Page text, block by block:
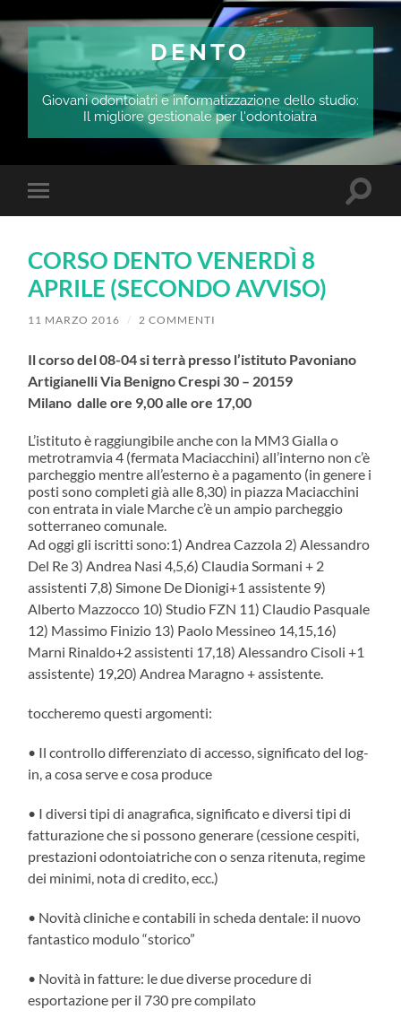
DENTO
Giovani odontoiatri e informatizzazione dello studio:
Il migliore gestionale per l'odontoiatra
Attiva/disattiva
il
dispositivi
mobili
CORSO DENTO VENERDÌ 8
APRILE (SECONDO AVVISO)
11 MARZO 2016 / 2 COMMENTI
Il corso del 08-04 si terrà presso l’istituto Pavoniano
ArtigianelliVia Benigno Crespi 30 – 20159
Milano dalle ore 9,00 alle ore 17,00
L’istituto è raggiungibile anche con la MM3 Gialla o
metrotramvia 4 (fermata Maciacchini) all’interno non c’è
parcheggio mentre all’esterno è a pagamento (in genere i
posti sono completi già alle 8,30) in piazza Maciacchini
con entrata in viale Marche c’è un ampio parcheggio
sotterraneo comunale.
Ad oggi gli iscritti sono:1) Andrea Cazzola 2) Alessandro
Del Re 3) Andrea Nasi 4,5,6) Claudia Sormani + 2
assistenti 7,8) Simone De Dionigi+1 assistente 9)
Alberto Mazzocco 10) Studio FZN 11) Claudio Pasquale
12) Massimo Finizio 13) Paolo Messineo 14,15,16)
Marni Rinaldo+2 assistenti 17,18) Alessandro Cisoli +1
assistente) 19,20) Andrea Maragno + assistente.
toccheremo questi argomenti:
• Il controllo differenziato di accesso, significato del log-
in, a cosa serve e cosa produce
• I diversi tipi di anagrafica, significato e diversi tipi di
fatturazione che si possono generare (cessione cespiti,
prestazioni odontoiatriche con o senza ritenuta, regime
dei minimi, nota di credito, ecc.)
• Novità cliniche e contabili in scheda dentale: il nuovo
fantastico modulo “storico”
• Novità in fatture: le due diverse procedure di
esportazione per il 730 pre compilato